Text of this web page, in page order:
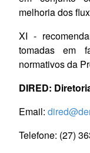
melhoria dos
XI -
tomadas em
normativos da
DIRED:
Email:
Telefone: (27)